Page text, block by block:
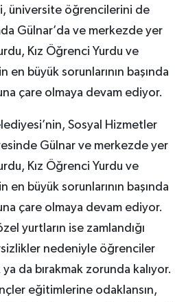
üniversite öğrencilerini de
Gülnar’da ve merkezde yer
Kız Öğrenci Yurdu ve
büyük sorunlarının başında
çare olmaya devam ediyor.
Sosyal Hizmetler
Gülnar ve merkezde yer
Kız Öğrenci Yurdu ve
büyük sorunlarının başında
çare olmaya devam ediyor.
yurtların ise zamlandığı
nedeniyle öğrenciler
da bırakmak zorunda kalıyor.
eğitimlerine odaklansın,